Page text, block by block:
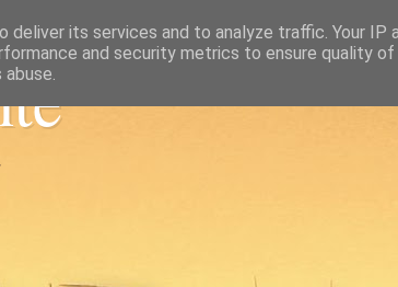
its services and to analyze traffic. Your IP
and security metrics to ensure quality